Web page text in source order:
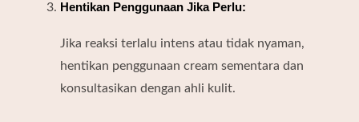
Hentikan Penggunaan Jika Perlu:
Jika reaksi terlalu intens atau tidak nyaman,
hentikan penggunaan cream sementara dan
konsultasikan dengan ahli kulit.